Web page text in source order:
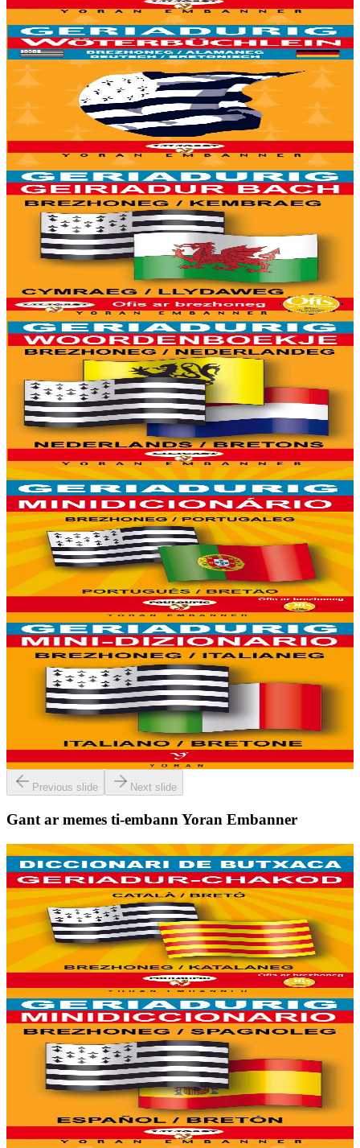
Er stok6,00 €
6 vloaz hag ouzhpenn
Yoran Embanner
Geriadurig brezhoneg-alamaneg / alamaneg-
brezhoneg
8000 ger ha troidigezh & fonetik a ya d'ober ar geriadur chakod-
mañ. Kavout a reer e-barzh geriaoueg ar vuhez pemdez.
Er stok
6,00 €
6 vloaz hag ouzhpenn
Yoran Embanner
Geriadurig brezhoneg-kembraeg / kembraeg-
brezhoneg
8000 ger ha troidigezh & fonetik a ya d'ober ar geriadur chakod-
mañ. Kavout a reer e-barzh geriaoueg ar vuhez pemdez.
Er stok6,00 €
6 vloaz hag ouzhpenn
Yoran Embanner
Geriadurig brezhoneg-nederlandeg / nederlandeg-
brezhoneg
8000 ger ha troidigezh & fonetik a ya d'ober ar geriadur chakod-
mañ. Kavout a reer e-barzh geriaoueg ar vuhez pemdez.
Er stok6,00 €
6 vloaz hag ouzhpenn
Yoran Embanner
Geriadurig brezhoneg-portugaleg / portugaleg-
brezhoneg
8000 ger ha troidigezh & fonetik a ya d'ober ar geriadur chakod-
mañ. Kavout a reer e-barzh geriaoueg ar vuhez pemdez.
Er stok6,00 €
6 vloaz hag ouzhpenn
Yoran Embanner
Geriadurig brezhoneg-italianeg / italianeg-
brezhoneg
8000 ger ha troidigezh & fonetik a ya d'ober ar geriadur chakod-
mañ. Kavout a reer e-barzh geriaoueg ar vuhez pemdez.
Er stok6,00 €
Previous slide Next slide
Gant ar memes ti-embann Yoran Embanner
6 vloaz hag ouzhpenn
Yoran Embanner
Geriadur-chakod brezhoneg-katalaneg / katalaneg-
brezhoneg
8000 ger ha troidigezh & fonetik a ya d'ober ar geriadur chakod-
mañ. Kavout a reer e-barzh geriaoueg ar vuhez pemdez.
Er stok8,00 €
6 vloaz hag ouzhpenn
Yoran Embanner
Geriadurig brezhoneg-spagnoleg / spagnoleg-
brezhoneg
9500 ger ha troidigezh & fonetik a ya d'ober ar geriadur chakod-
mañ. Kavout a reer e-barzh geriaoueg ar vuhez pemdez.
Er stok6,00 €